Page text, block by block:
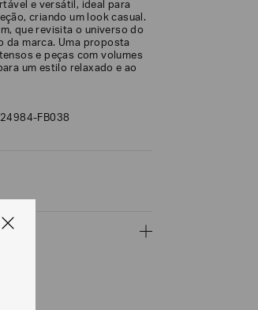
e versátil, ideal para
criando um look casual.
que revisita o universo do
da marca. Uma proposta
e peças com volumes
um estilo relaxado e ao
FB038